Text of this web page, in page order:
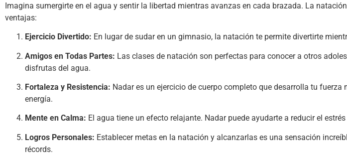
Imagina sumergirte en el agua y sentir la libertad mientras avanzas en cada brazada. La
ventajas:
Ejercicio Divertido: En lugar de sudar en un gimnasio, la natación te permite divertirte
Amigos en Todas Partes: Las clases de natación son perfectas para conocer a otros
disfrutas del agua.
Fortaleza y Resistencia: Nadar es un ejercicio de cuerpo completo que desarrolla tu
energía.
Mente en Calma: El agua tiene un efecto relajante. Nadar puede ayudarte a reducir el
Logros Personales: Establecer metas en la natación y alcanzarlas es una sensación
récords.